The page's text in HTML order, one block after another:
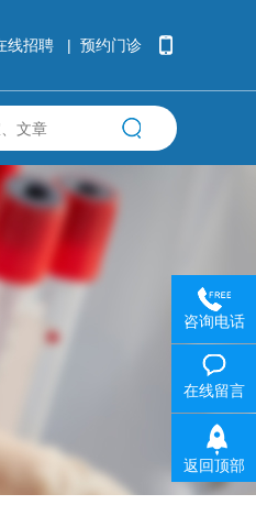
预约门诊
线招聘
咨询电话
在线留言
返回顶部